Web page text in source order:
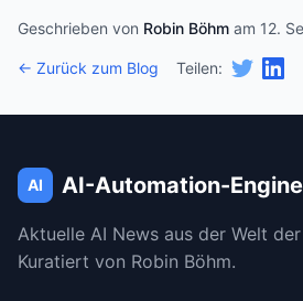
Geschrieben von Robin Böhm am 12.
← Zurück zum Blog Teilen:
AI AI-Automation-
Aktuelle AI News aus der Welt
Kuratiert von Robin Böhm.